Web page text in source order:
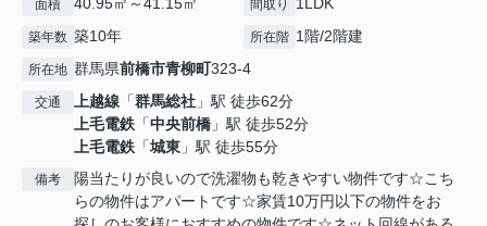
面積 40.95㎡～41.15㎡ 間取り 1LDK
築年数 築10年 所在階 1階/2階建
所在地 群馬県前橋市青柳町323-4
交通 上越線 「群馬総社 」駅 徒歩62分
上毛電鉄 「中央前橋 」駅 徒歩52分
上毛電鉄 「城東 」駅 徒歩55分
備考
陽当たりが良いので洗濯物も乾きやすい物件です☆こち
らの物件はアパートです☆家賃10万円以下の物件をお